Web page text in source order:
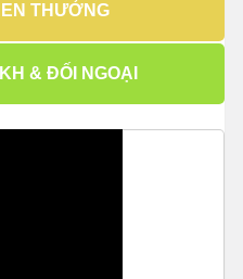
THƯỞNG
& ĐỐI NGOẠI